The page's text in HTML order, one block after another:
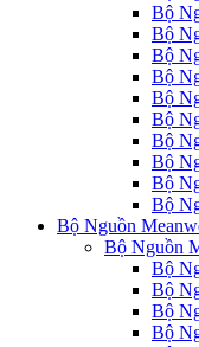
Bộ
Bộ
Bộ
Bộ
Bộ
Bộ
Bộ
Bộ
Bộ
Bộ
Bộ Nguồn
Bộ Nguồn
Bộ
Bộ
Bộ
Bộ